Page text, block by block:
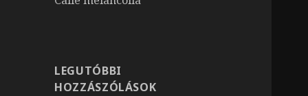
LEGUTÓBBI
HOZZÁSZÓLÁSOK